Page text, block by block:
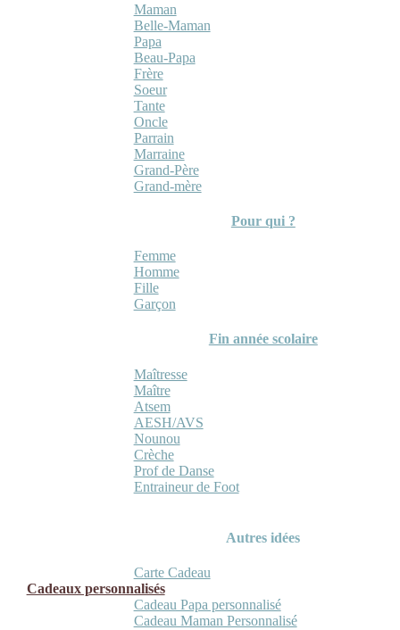
Maman
Belle-Maman
Papa
Beau-Papa
Frère
Soeur
Tante
Oncle
Parrain
Marraine
Grand-Père
Grand-mère
Pour qui ?
Femme
Homme
Fille
Garçon
Fin année scolaire
Maîtresse
Maître
Atsem
AESH/AVS
Nounou
Crèche
Prof de Danse
Entraineur de Foot
Autres idées
Carte Cadeau
Cadeaux personnalisés
Cadeau Papa personnalisé
Cadeau Maman Personnalisé